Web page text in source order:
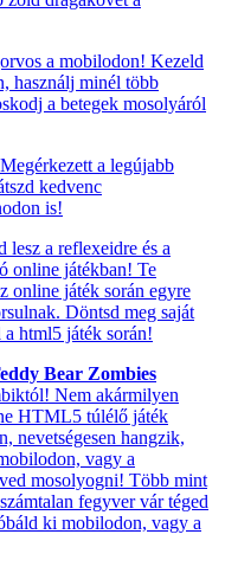
a mobilodon! Kezeld
használj minél több
a betegek mosolyáról
Megérkezett a legújabb
kedvenc
is!
lesz a reflexeidre és a
online játékban! Te
online játék során egyre
Döntsd meg saját
html5 játék során!
Bear Zombies
Nem akármilyen
HTML5 túlélő játék
nevetségesen hangzik,
vagy a
mosolyogni! Több mint
fegyver vár téged
ki mobilodon, vagy a